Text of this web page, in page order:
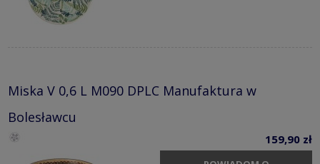
Miska V 0,6 L M090 DPLC Manufaktura w
Bolesławcu
159,90 zł